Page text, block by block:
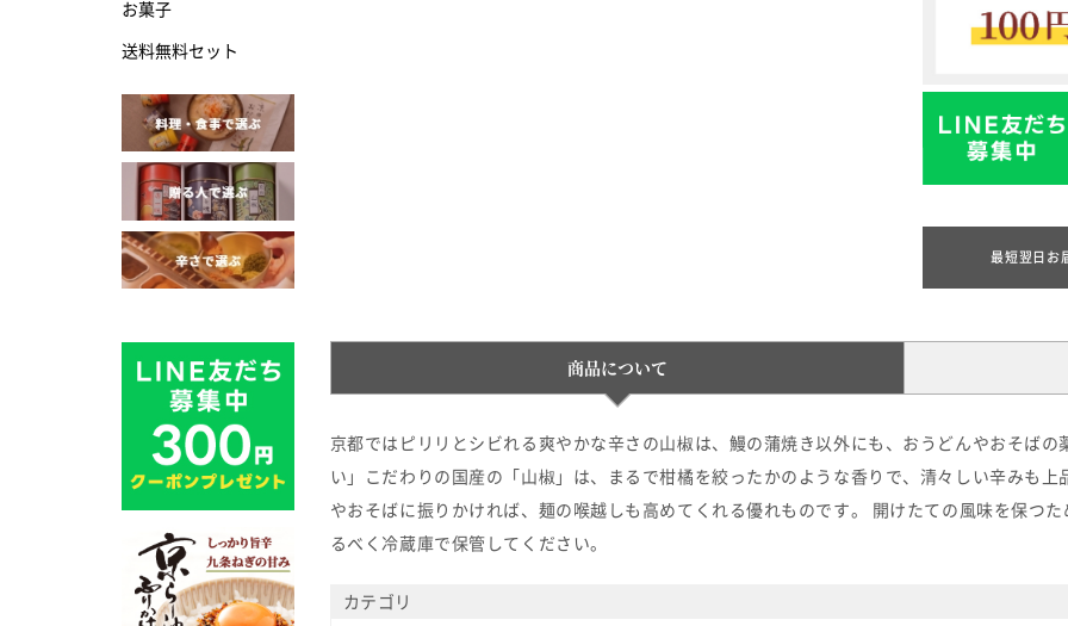
お菓子
送料無料セット
最短翌日お
商品について
京都ではピリリとシビれる爽やかな辛さの山椒は、鰻の蒲焼き以外にも、おうどんやおそば
い」こだわりの国産の「山椒」は、まるで柑橘を絞ったかのような香りで、清々しい辛みも
やおそばに振りかければ、麺の喉越しも高めてくれる優れものです。 開けたての風味を保つ
るべく冷蔵庫で保管してください。
カテゴリ